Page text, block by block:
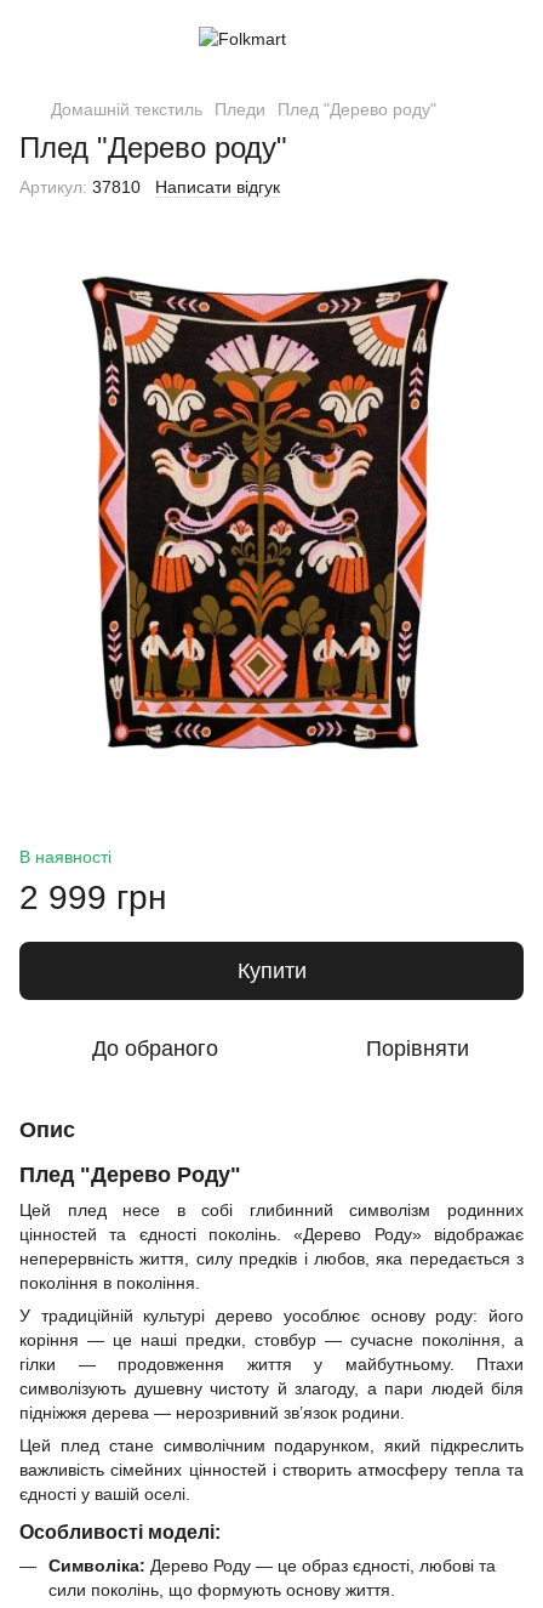
Домашній текстиль Пледи Плед "Дерево роду"
Плед "Дерево роду"
Артикул: 37810 Написати відгук
В наявності
2 999 грн
Купити
До обраного Порівняти
Опис
Плед "Дерево Роду"
Цей плед несе в собі глибинний символізм родинних
цінностей та єдності поколінь. «Дерево Роду» відображає
неперервність життя, силу предків і любов, яка передається з
покоління в покоління.
У традиційній культурі дерево уособлює основу роду: його
коріння — це наші предки, стовбур — сучасне покоління, а
гілки — продовження життя у майбутньому. Птахи
символізують душевну чистоту й злагоду, а пари людей біля
підніжжя дерева — нерозривний зв’язок родини.
Цей плед стане символічним подарунком, який підкреслить
важливість сімейних цінностей і створить атмосферу тепла та
єдності у вашій оселі.
Особливості моделі:
Символіка: Дерево Роду — це образ єдності, любові та
сили поколінь, що формують основу життя.